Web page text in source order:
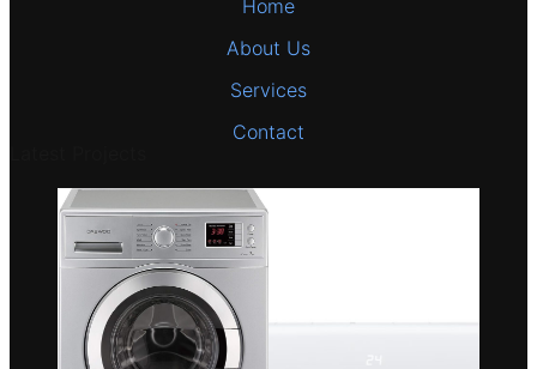
Home
About Us
Services
Contact